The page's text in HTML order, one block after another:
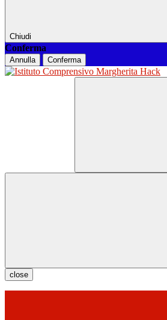
Chiudi
Conferma
Annulla Conferma
close